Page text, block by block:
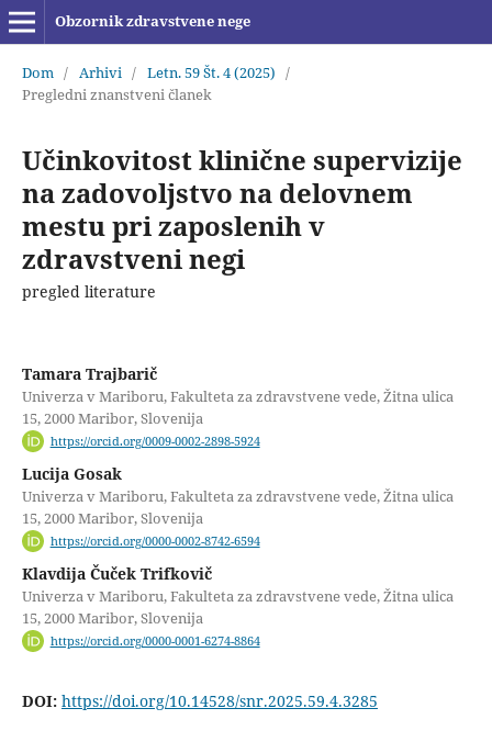
Obzornik zdravstvene nege
Dom / Arhivi / Letn. 59 Št. 4 (2025) /
Pregledni znanstveni članek
Učinkovitost klinične supervizije
na zadovoljstvo na delovnem
mestu pri zaposlenih v
zdravstveni negi
pregled literature
Tamara Trajbarič
Univerza v Mariboru, Fakulteta za zdravstvene vede, Žitna ulica
15, 2000 Maribor, Slovenija
https://orcid.org/0009-0002-2898-5924
Lucija Gosak
Univerza v Mariboru, Fakulteta za zdravstvene vede, Žitna ulica
15, 2000 Maribor, Slovenija
https://orcid.org/0000-0002-8742-6594
Klavdija Čuček Trifkovič
Univerza v Mariboru, Fakulteta za zdravstvene vede, Žitna ulica
15, 2000 Maribor, Slovenija
https://orcid.org/0000-0001-6274-8864
DOI: https://doi.org/10.14528/snr.2025.59.4.3285